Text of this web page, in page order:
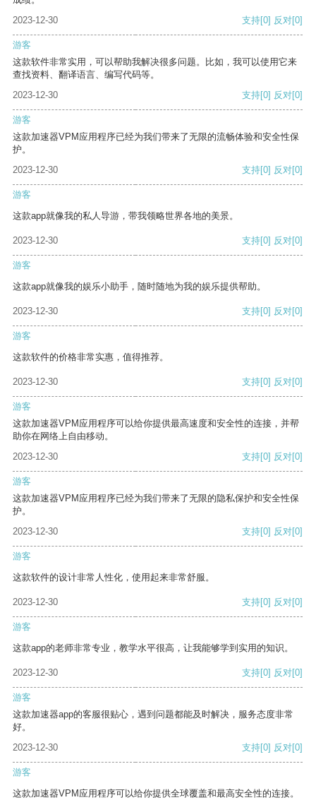
2023-12-30
支持[0] 反对[0]
游客
这款软件非常实用，可以帮助我解决很多问题。比如，我可以使用它来
查找资料、翻译语言、编写代码等。
2023-12-30
支持[0] 反对[0]
游客
这款加速器VPM应用程序已经为我们带来了无限的流畅体验和安全性保
护。
2023-12-30
支持[0] 反对[0]
游客
这款app就像我的私人导游，带我领略世界各地的美景。
2023-12-30 支持[0] 反对[0]
游客
这款app就像我的娱乐小助手，随时随地为我的娱乐提供帮助。
2023-12-30 支持[0] 反对[0]
游客
这款软件的价格非常实惠，值得推荐。
2023-12-30 支持[0] 反对[0]
游客
这款加速器VPM应用程序可以给你提供最高速度和安全性的连接，并帮
助你在网络上自由移动。
2023-12-30
支持[0] 反对[0]
游客
这款加速器VPM应用程序已经为我们带来了无限的隐私保护和安全性保
护。
2023-12-30
支持[0] 反对[0]
游客
这款软件的设计非常人性化，使用起来非常舒服。
2023-12-30 支持[0] 反对[0]
游客
这款app的老师非常专业，教学水平很高，让我能够学到实用的知识。
2023-12-30 支持[0] 反对[0]
游客
这款加速器app的客服很贴心，遇到问题都能及时解决，服务态度非常
好。
2023-12-30
支持[0] 反对[0]
游客
这款加速器VPM应用程序可以给你提供全球覆盖和最高安全性的连接。